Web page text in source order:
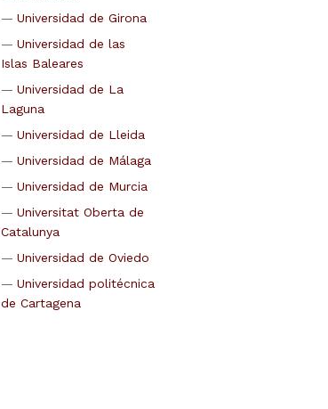
Universidad de Girona
Universidad de las
Islas Baleares
Universidad de La
Laguna
Universidad de Lleida
Universidad de Málaga
Universidad de Murcia
Universitat Oberta de
Catalunya
Universidad de Oviedo
Universidad politécnica
de Cartagena